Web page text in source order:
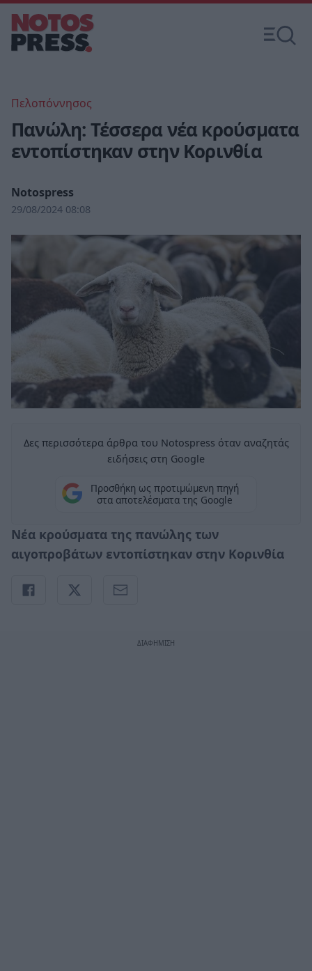
Πελοπόννησος
Πανώλη: Τέσσερα νέα κρούσματα
εντοπίστηκαν στην Κορινθία
Notospress
29/08/2024 08:08
Δες περισσότερα άρθρα του Notospress όταν αναζητάς
ειδήσεις στη Google
Προσθήκη ως προτιμώμενη πηγή
στα αποτελέσματα της Google
Νέα κρούσματα της πανώλης των
αιγοπροβάτων εντοπίστηκαν στην Κορινθία